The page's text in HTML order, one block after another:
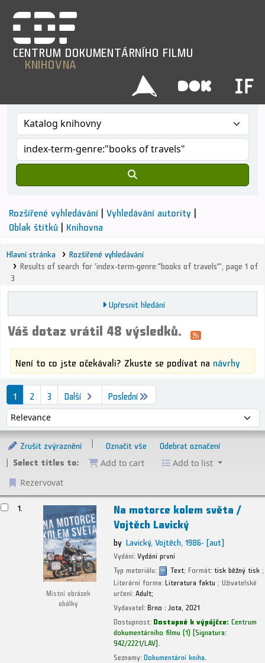
CENTRUMDOKUMENTÁRNÍHO FILMU
KNIHOVNA
Rozšířené vyhledávání Vyhledávání autority
Oblak štítků Knihovna
Hlavní stránka Rozšířené vyhledávání
Results of search for 'index-term-genre:"books of travels"', page 1 of
3
Upřesnit hledání
Váš dotaz vrátil 48 výsledků.
Není to co jste očekávali? Zkuste se podívat na návrhy
1 2 3 Další Poslední
Řadit podle:
Zrušit zvýraznění
Označit vše
Odebrat označení
Select titles to:
Add to cart
Add to list
Rezervovat
1.
Místní obrázek
obálky
Na motorce kolem světa /
Vojtěch Lavický
by Lavický, Vojtěch, 1986-[aut]
Vydání:Vydání první
Typ materiálu:
Text; Formát:tisk běžný tisk ;
Literární forma:Literatura faktu ; Uživatelské
určení:Adult;
Vydavatel:Brno : Jota, 2021
Dostupnost:Dostupné k výpůjčce:Centrum
dokumentárního filmu (1) Signatura:
942/2221/LAV
Seznamy:Dokumentární kniha